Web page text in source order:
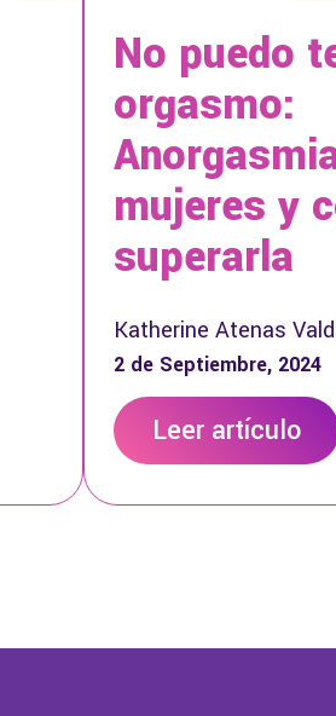
No puedo
orgasmo:
mujeres y
superarla
Katherine Atenas
2 de Septiembre, 2024
Leer artículo